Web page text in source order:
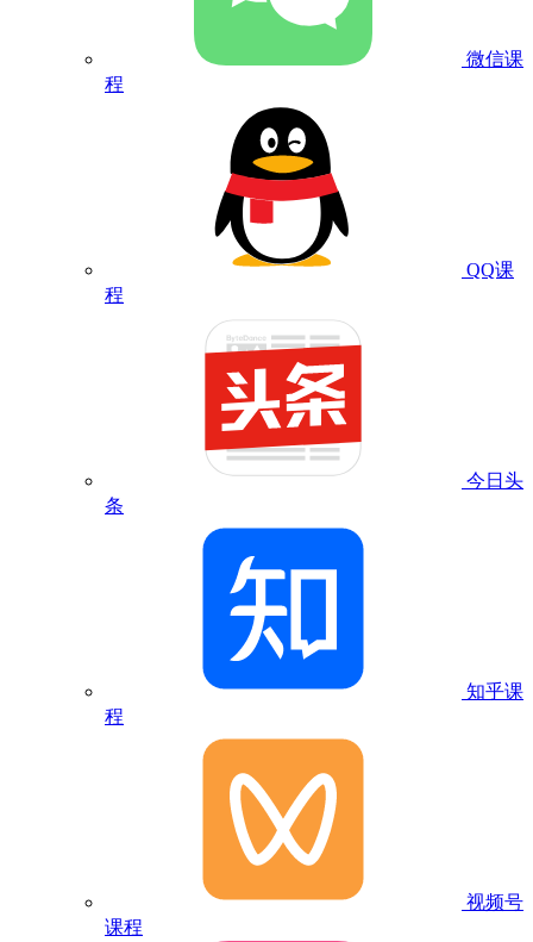
微信课
程
QQ课
程
今日头
条
知乎课
程
视频号
课程